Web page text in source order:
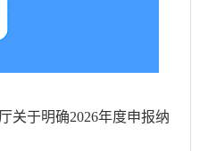
关于明确2026年度申报纳